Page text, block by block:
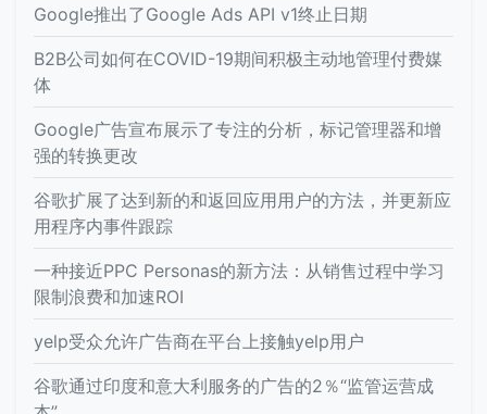
Google推出了Google Ads API v1终止日期
B2B公司如何在COVID-19期间积极主动地管理付费媒
体
Google广告宣布展示了专注的分析，标记管理器和增
强的转换更改
谷歌扩展了达到新的和返回应用用户的方法，并更新应
用程序内事件跟踪
一种接近PPC Personas的新方法：从销售过程中学习
限制浪费和加速ROI
yelp受众允许广告商在平台上接触yelp用户
谷歌通过印度和意大利服务的广告的2％“监管运营成